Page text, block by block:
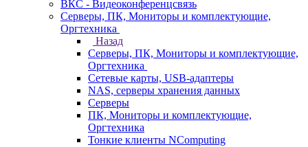
ВКС - Видеоконференцсвязь
Серверы, ПК, Мониторы и комплектующие,
Оргтехника
Назад
Серверы, ПК, Мониторы и комплектующие,
Оргтехника
Сетевые карты, USB-адаптеры
NAS, серверы хранения данных
Серверы
ПК, Мониторы и комплектующие,
Оргтехника
Тонкие клиенты NComputing